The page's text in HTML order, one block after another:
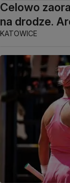
Celowo
na drodze.
KATOWICE